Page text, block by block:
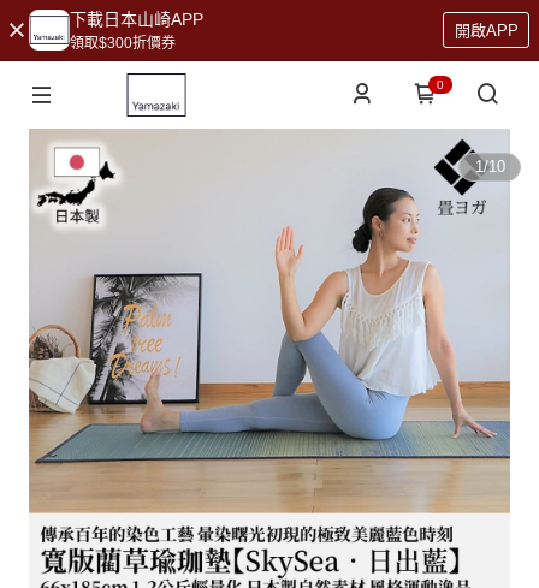
下載日本山崎APP
領取$300折價券
開啟APP
0
1/10